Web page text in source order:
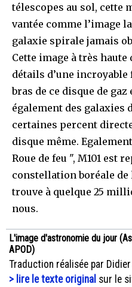
télescopes au sol, cette
vantée comme l’image
galaxie spirale jamais
Cette image à très
détails d’une
bras de ce disque de
également des galaxies
certaines percent
disque même.
Roue de feu ", M101 est
constellation boréale de
trouve à quelque 25
nous.
L'image d'astronomie du jour
APOD)
Traduction réalisée par
> lire le texte original sur le